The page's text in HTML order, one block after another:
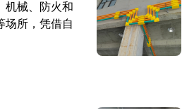
机械、防火和
场所，凭借自